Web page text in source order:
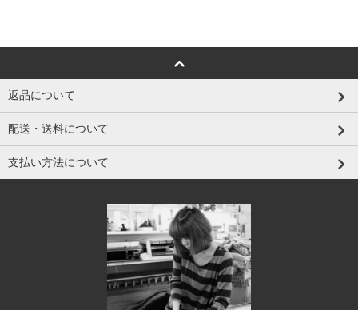
返品について
配送・送料について
支払い方法について